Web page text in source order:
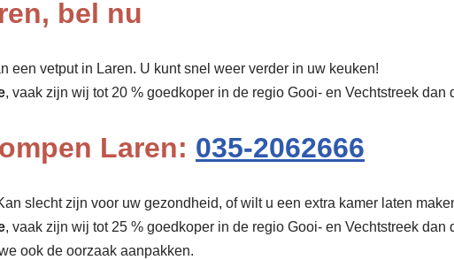
bel nu
een vetput in Laren. U kunt snel weer verder in uw keuken!
, vaak zijn wij tot 20 % goedkoper in de regio Gooi- en Vechtstreek
Laren: 035-2062666
slecht zijn voor uw gezondheid, of wilt u een extra kamer laten
, vaak zijn wij tot 25 % goedkoper in de regio Gooi- en Vechtstreek
ook de oorzaak aanpakken.